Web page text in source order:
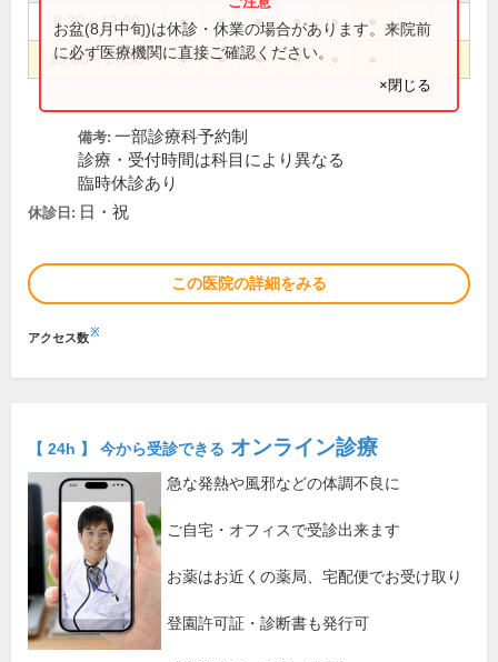
8:30～12:00 ● ● ● ● ●
13:00～17:30 ● ● ● ●
お盆(8月中旬)は休診・休業の場合があります。来院前
に必ず医療機関に直接ご確認ください。
×閉じる
備考: 一部診療科予約制
診療・受付時間は科目により異なる
臨時休診あり
休診日: 日・祝
この医院の詳細をみる
アクセス数※
【 24h 】 今から受診できる オンライン診療
急な発熱や風邪などの体調不良に
ご自宅・オフィスで受診出来ます
お薬はお近くの薬局、宅配便でお受け取り
登園許可証・診断書も発行可